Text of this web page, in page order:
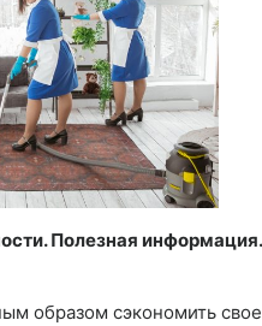
Полезная
образом сэкономить